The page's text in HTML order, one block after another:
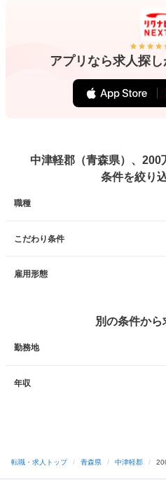
アプリなら求人探し
中津軽郡（青森県）、200
条件を絞り
職種
こだわり条件
雇用形態
別の条件か
勤務地
年収
転職・求人トップ / 青森県 / 中津軽郡 /